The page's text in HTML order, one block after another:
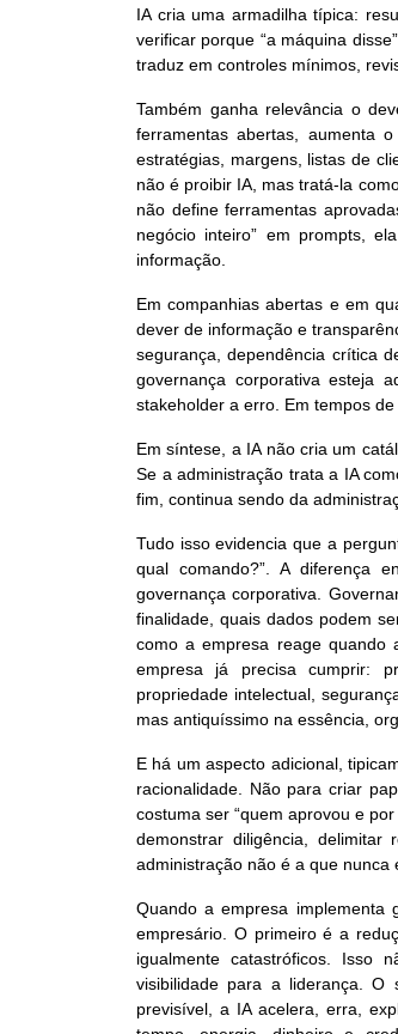
IA cria uma armadilha típica:
verificar porque “a máquina
traduz em controles mínimos,
Também ganha relevância o
ferramentas abertas, aumenta
estratégias, margens, listas de
não é proibir IA, mas tratá-la
não define ferramentas
negócio inteiro” em prompts,
informação.
Em companhias abertas e em
dever de informação e
segurança, dependência crítica
governança corporativa esteja
stakeholder a erro. Em tempos
Em síntese, a IA não cria um
Se a administração trata a IA
fim, continua sendo da
Tudo isso evidencia que a
qual comando?”. A diferença
governança corporativa.
finalidade, quais dados podem
como a empresa reage quando
empresa já precisa cumprir:
propriedade intelectual,
mas antiquíssimo na essência,
E há um aspecto adicional,
racionalidade. Não para criar
costuma ser “quem aprovou e
demonstrar diligência, delimitar
administração não é a que nunca
Quando a empresa implementa
empresário. O primeiro é a
igualmente catastróficos. Isso
visibilidade para a liderança.
previsível, a IA acelera, erra,